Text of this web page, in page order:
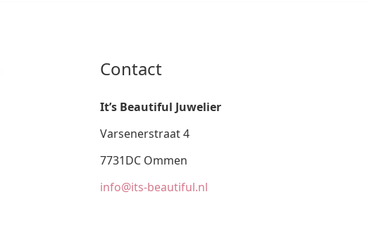
Contact
It’s Beautiful Juwelier
Varsenerstraat 4
7731DC Ommen
info@its-beautiful.nl